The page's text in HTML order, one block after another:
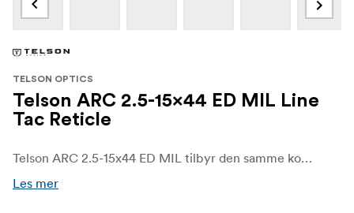
TELSON OPTICS
Telson ARC 2.5-15x44 ED MIL Line
Tac Reticle
Telson ARC 2.5-15x44 ED MIL tilbyr den samme kompakte og robuste ARC-plattformen med MIL-baserte justeringer for skyttere som foretrekker holdover-verdier og korreksjoner i metrisk stil. Den er laget for jakt, skytebane og taktisk skyting der rask håndtering og pålitelig repeterbarhet er viktig.
Les mer